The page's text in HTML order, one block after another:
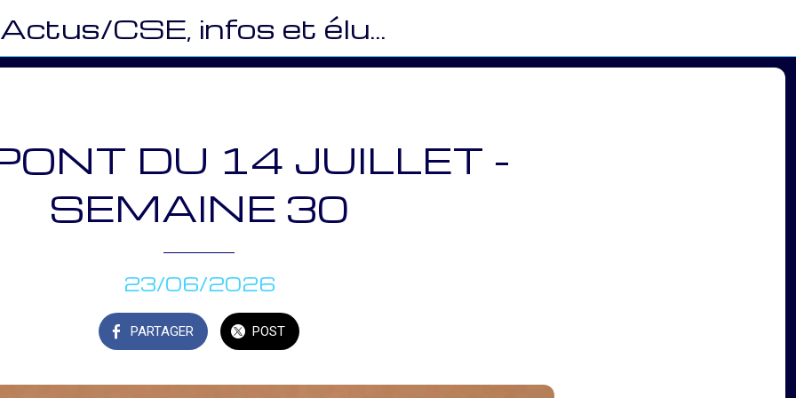
Actus/CSE, infos et élus (MU)
DU 14 JUILLET -
SEMAINE 30
23/06/2026
PARTAGER POST